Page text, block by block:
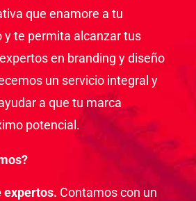
que enamore a tu
y te permita alcanzar tus
en branding y diseño
un servicio integral y
a que tu marca
potencial.
expertos. Contamos con un